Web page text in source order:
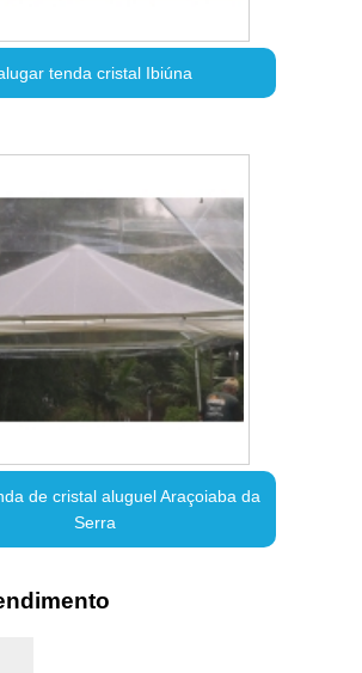
tenda cristal Ibiúna
de cristal aluguel Araçoiaba da
Serra